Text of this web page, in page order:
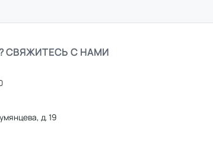
СВЯЖИТЕСЬ С НАМИ
д. 19